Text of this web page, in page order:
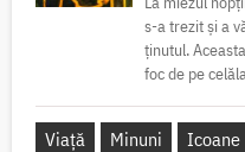
s-a trezit și a
ținutul.
foc de pe
Viață Minuni Icoane